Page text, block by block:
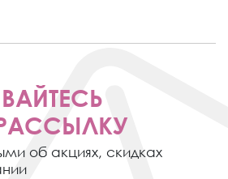
об акциях, скидках